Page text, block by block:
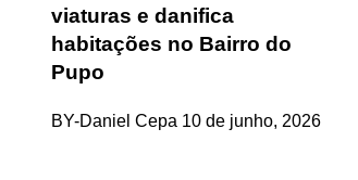
viaturas e danifica
habitações no Bairro do
Pupo
BY-Daniel Cepa 10 de junho, 2026